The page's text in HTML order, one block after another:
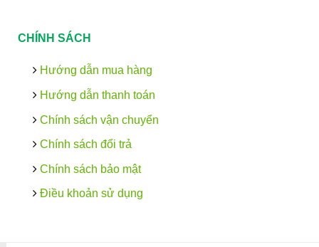
CHÍNH SÁCH
Hướng dẫn mua hàng
Hướng dẫn thanh toán
Chính sách vận chuyển
Chính sách đổi trả
Chính sách bảo mật
Điều khoản sử dụng